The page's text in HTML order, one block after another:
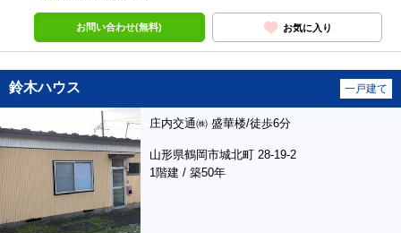
お問い合わせ(無料) お気に入り
鈴木ハウス 一戸建て
庄内交通㈱ 盛華楼/徒歩6分
山形県鶴岡市城北町 28-19-2
1階建 / 築50年